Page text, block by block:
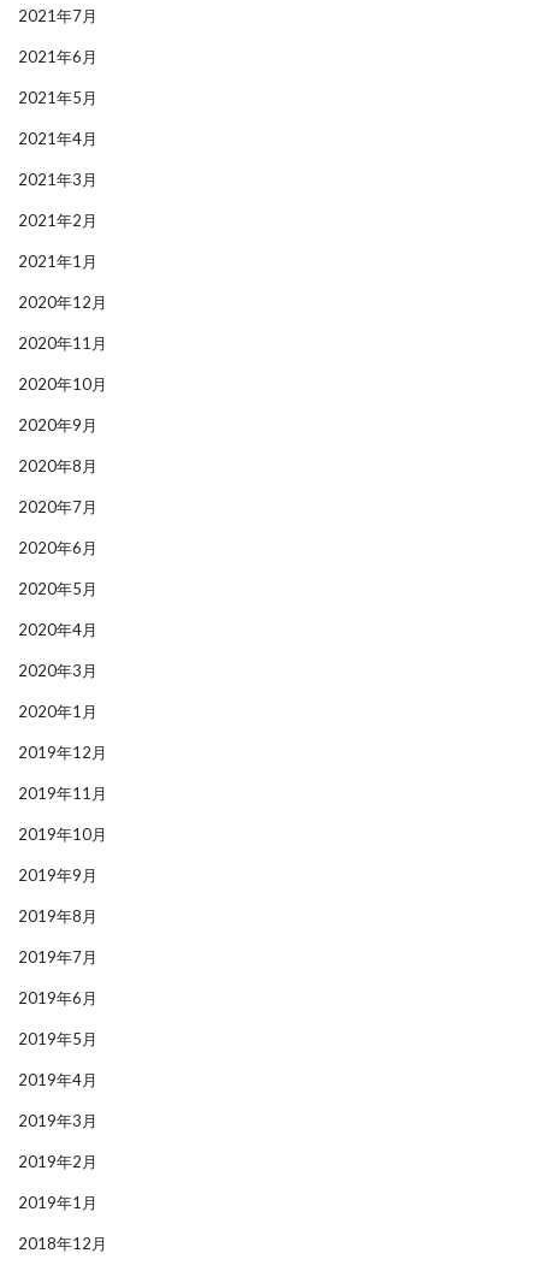
2021年7月
2021年6月
2021年5月
2021年4月
2021年3月
2021年2月
2021年1月
2020年12月
2020年11月
2020年10月
2020年9月
2020年8月
2020年7月
2020年6月
2020年5月
2020年4月
2020年3月
2020年1月
2019年12月
2019年11月
2019年10月
2019年9月
2019年8月
2019年7月
2019年6月
2019年5月
2019年4月
2019年3月
2019年2月
2019年1月
2018年12月